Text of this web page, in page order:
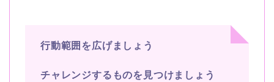
行動範囲を広げましょう
チャレンジするものを見つけましょう